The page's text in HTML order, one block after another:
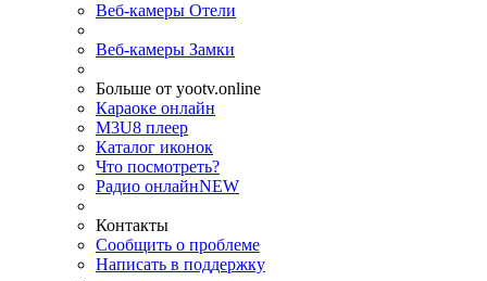
Веб-камеры Отели
Веб-камеры Замки
Больше от yootv.online
Караоке онлайн
M3U8 плеер
Каталог иконок
Что посмотреть?
Радио онлайнNEW
Контакты
Сообщить о проблеме
Написать в поддержку